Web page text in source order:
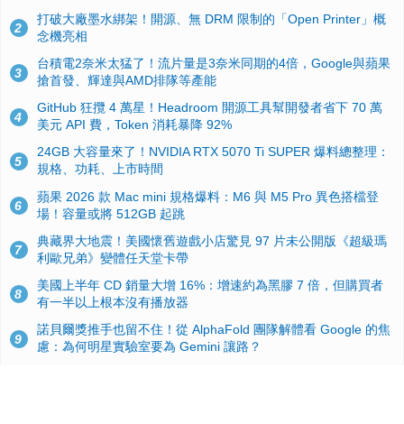
2
打破大廠墨水綁架！開源、無 DRM 限制的「Open Printer」概
念機亮相
3
台積電2奈米太猛了！流片量是3奈米同期的4倍，Google與蘋果
搶首發、輝達與AMD排隊等產能
4
GitHub 狂攬 4 萬星！Headroom 開源工具幫開發者省下 70 萬
美元 API 費，Token 消耗暴降 92%
5
24GB 大容量來了！NVIDIA RTX 5070 Ti SUPER 爆料總整理：
規格、功耗、上市時間
6
蘋果 2026 款 Mac mini 規格爆料：M6 與 M5 Pro 異色搭檔登
場！容量或將 512GB 起跳
7
典藏界大地震！美國懷舊遊戲小店驚見 97 片未公開版《超級瑪
利歐兄弟》變體任天堂卡帶
8
美國上半年 CD 銷量大增 16%：增速約為黑膠 7 倍，但購買者
有一半以上根本沒有播放器
9
諾貝爾獎推手也留不住！從 AlphaFold 團隊解體看 Google 的焦
慮：為何明星實驗室要為 Gemini 讓路？